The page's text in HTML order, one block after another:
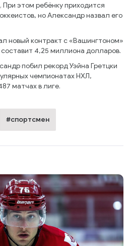
При этом ребёнку приходится
но Александр назвал его
новый контракт с «Вашингтоном»
составит 4,25 миллиона долларов.
побил рекорд Уэйна Гретцки
чемпионатах НХЛ,
матчах в лиге.
#спортсмен